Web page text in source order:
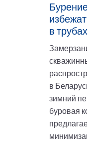
в
в
зимний
буровая